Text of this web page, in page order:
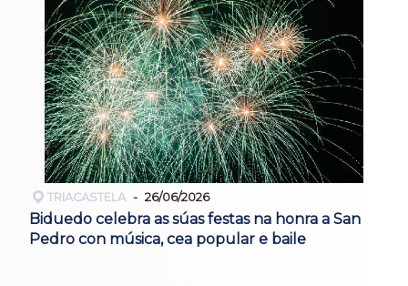
TRIACASTELA 26/06/2026
Biduedo celebra as súas festas na honra a San
Pedro con música, cea popular e baile